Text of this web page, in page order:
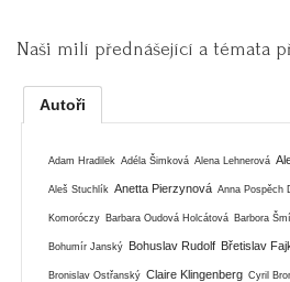
Naši milí přednášející a témata
Autoři
Adam Hradilek Adéla Šimková Alena Lehnerová
Aleš Stuchlík Anetta Pierzynová Anna Pospěch
Komoróczy Barbara Oudová Holcátová Barbora
Bohumír Janský Bohuslav Rudolf Břetislav
Bronislav Ostřanský Claire Klingenberg Cyril